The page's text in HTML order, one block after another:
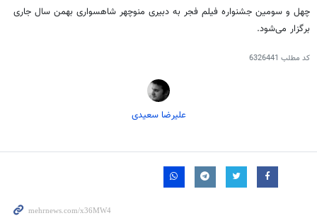
چهل و سومین جشنواره فیلم فجر به دبیری منوچهر شاهسواری بهمن سال جاری
برگزار می‌شود.
کد مطلب 6326441
علیرضا سعیدی